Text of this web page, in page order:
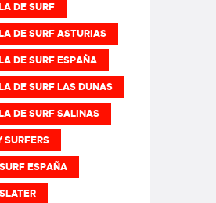
DE SURF
DE SURF ASTURIAS
DE SURF ESPAÑA
DE SURF LAS DUNAS
DE SURF SALINAS
SURFERS
ESPAÑA